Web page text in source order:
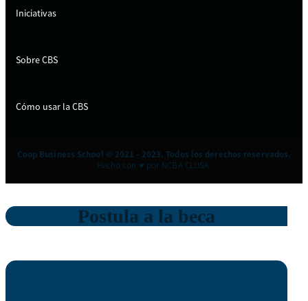
Iniciativas
Sobre CBS
Cómo usar la CBS
Coop Business School © 2021 - 2023. Todos los derechos reservados.
Hecho con ♥ por NCBA CLUSA.
Postula a la beca